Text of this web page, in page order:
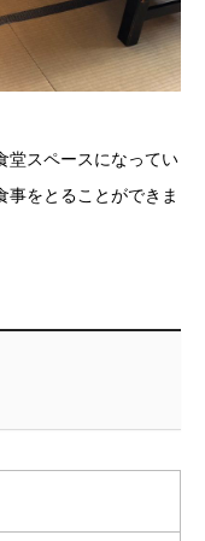
堂スペースになってい
事をとることができま